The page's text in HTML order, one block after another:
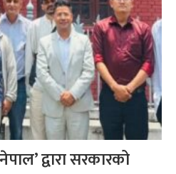
द्वारा सरकारको